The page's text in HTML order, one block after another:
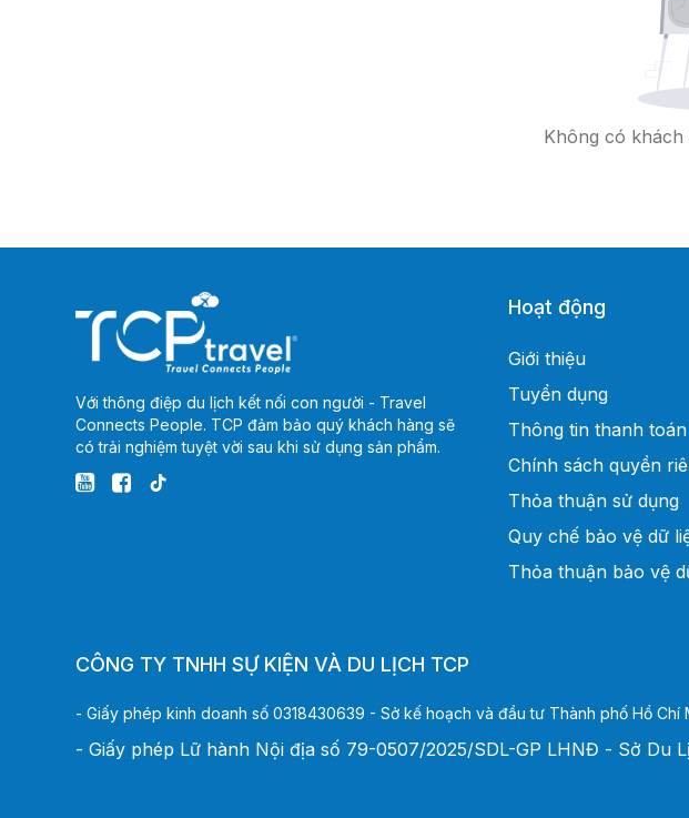
Không có
Với thông điệp du lịch kết nối con người - Travel
Connects People. TCP đảm bảo quý khách hàng sẽ
có trải nghiệm tuyệt vời sau khi sử dụng sản phẩm.
Hoạt động
Giới thiệu
Tuyển dụng
Thông tin thanh toán
Chính sách quyền
Thỏa thuận sử dụng
Quy chế bảo vệ dữ
Thỏa thuận bảo vệ
CÔNG TY TNHH SỰ KIỆN VÀ DU LỊCH TCP
- Giấy phép kinh doanh số 0318430639 - Sở kế hoạch và đầu tư Thành phố Hồ
- Giấy phép Lữ hành Nội địa số 79-0507/2025/SDL-GP LHNĐ - Sở Du